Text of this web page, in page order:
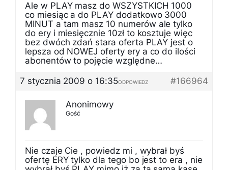
Ale w PLAY masz do WSZYSTKICH 1000
co miesiąc a do PLAY dodatkowo 3000
MINUT a tam masz 10 numerów ale tylko
do ery i miesięcznie 10zł to kosztuje więc
bez dwóch zdań stara oferta PLAY jest o
lepsza od NOWEJ oferty ery a co do ilości
abonentów to pojęcie względne…
7 stycznia 2009 o 16:35
#166964
ODPOWIEDZ
Anonimowy
Gość
Nie czaje Cie , powiedz mi , wybrał byś
ofertę ERY tylko dla tego bo jest to era , nie